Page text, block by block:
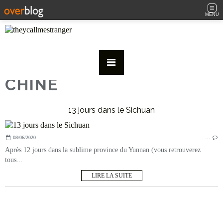
MENU
CHINE
13 jours dans le Sichuan
08/06/2020 …
Après 12 jours dans la sublime province du Yunnan (vous retrouverez
tous...
LIRE LA SUITE